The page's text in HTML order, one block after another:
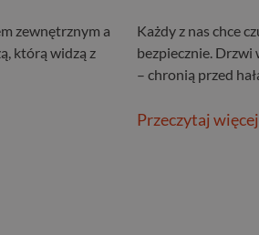
zewnętrznym a
którą widzą z
Każdy z nas chce
bezpiecznie.
– chronią przed
Przeczytaj więcej